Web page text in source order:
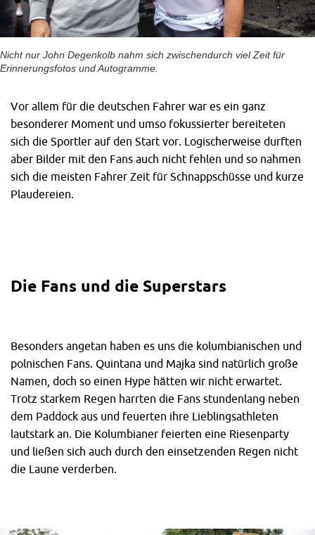
Nicht nur John Degenkolb nahm sich zwischendurch viel Zeit für
Erinnerungsfotos und Autogramme.
Vor allem für die deutschen Fahrer war es ein ganz
besonderer Moment und umso fokussierter bereiteten
sich die Sportler auf den Start vor. Logischerweise durften
aber Bilder mit den Fans auch nicht fehlen und so nahmen
sich die meisten Fahrer Zeit für Schnappschüsse und kurze
Plaudereien.
Die Fans und die Superstars
Besonders angetan haben es uns die kolumbianischen und
polnischen Fans. Quintana und Majka sind natürlich große
Namen, doch so einen Hype hätten wir nicht erwartet.
Trotz starkem Regen harrten die Fans stundenlang neben
dem Paddock aus und feuerten ihre Lieblingsathleten
lautstark an. Die Kolumbianer feierten eine Riesenparty
und ließen sich auch durch den einsetzenden Regen nicht
die Laune verderben.